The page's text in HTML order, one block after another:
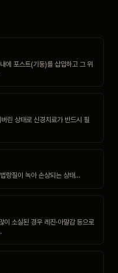
에 포스트(기둥)를 삽입하고 그 위
린 상태로 신경치료가 반드시 필
랑질이 녹아 손상되는 상태…
이 소실된 경우 레진·아말감 등으로